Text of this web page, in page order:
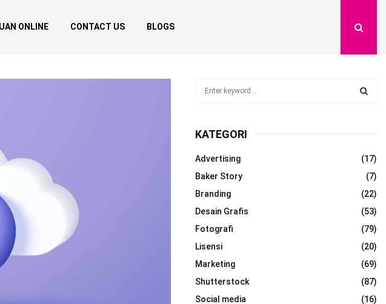
ONLINE CONTACT US BLOGS
c
f
o
:
A
R
C
H
KATEGORI
Advertising
(17)
Baker Story
(7)
Branding
(22)
Desain Grafis
(53)
Fotografi
(79)
Lisensi
(20)
Marketing
(69)
Shutterstock
(87)
Social media
(16)